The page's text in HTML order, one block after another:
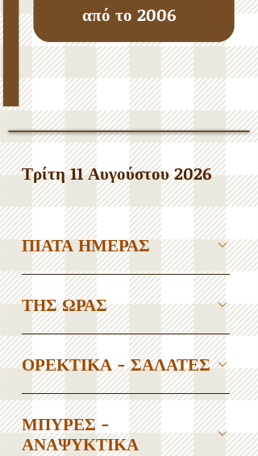
από το 2006
Τρίτη 11 Αυγούστου 2026
ΠΙΑΤΑ ΗΜΕΡΑΣ
ΤΗΣ ΩΡΑΣ
ΟΡΕΚΤΙΚΑ - ΣΑΛΑΤΕΣ
ΜΠΥΡΕΣ -
ΑΝΑΨΥΚΤΙΚΑ